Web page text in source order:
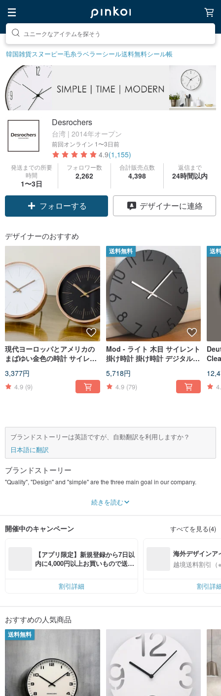
素敵な生活グッズを探そう
韓国雑貨スヌーピー毛糸ラベラーシール送料無料シール帳
Desrochers
台湾 | 2014年オープン
前回オンライン 1〜3日前
4.9(1,155)
発送までの所要
時間
1〜3日
フォロワー数
2,262
合計販売点数
4,398
返信まで
24時間以内
フォローする デザイナーに連絡
デザイナーのおすすめ
現代ヨーロッパとアメリカの
まばゆい金色の時計 サイレン
3,377円
4.9 (9)
送料無料
Mod - ライト 木目 サイレント
掛け時計 掛け時計 デジタル
5,718円
4.9 (79)
送
ブランドストーリーは英語ですが、自動翻訳を利用しますか？
日本語に翻訳
ブランドストーリー
"Quality", "Design" and "simple" are the three main goal in our company.
We have been producing clocks since 1988. Now day in 2017, we have 30
years of experiences in our professional and knowledge in clock business. All
and choose the right "clock" for yourself.
続きを読む
開催中のキャンペーン すべてを見る(4)
【アプリ限定】新規登録から7日以
内に4,000円以上お買いもので送料
割引詳細
海外デザインア
入
越境送料割引（
割引詳
おすすめの人気商品
送料無料